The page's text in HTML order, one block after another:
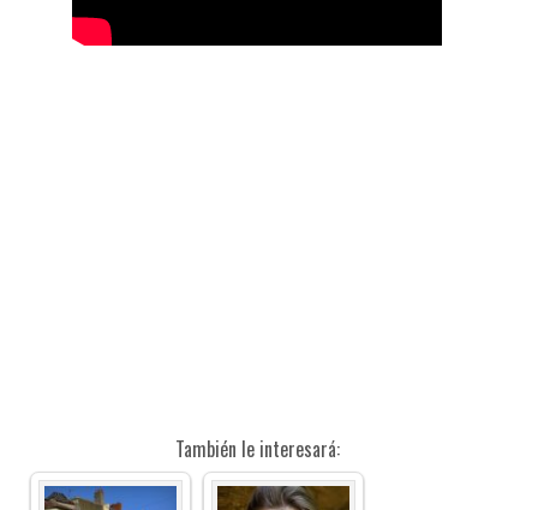
También le interesará: